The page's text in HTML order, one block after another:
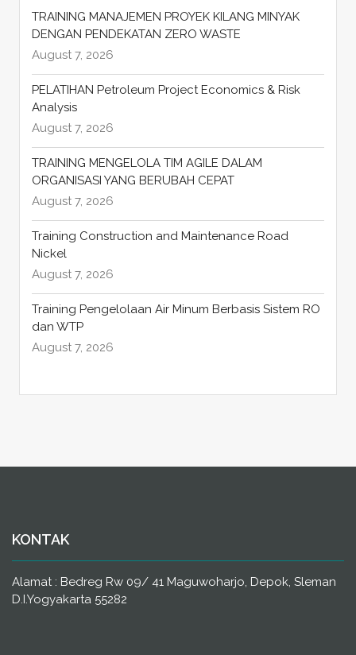
TRAINING MANAJEMEN PROYEK KILANG MINYAK
DENGAN PENDEKATAN ZERO WASTE
August 7, 2026
PELATIHAN Petroleum Project Economics & Risk
Analysis
August 7, 2026
TRAINING MENGELOLA TIM AGILE DALAM
ORGANISASI YANG BERUBAH CEPAT
August 7, 2026
Training Construction and Maintenance Road
Nickel
August 7, 2026
Training Pengelolaan Air Minum Berbasis Sistem RO
dan WTP
August 7, 2026
KONTAK
Alamat : Bedreg Rw 09/ 41 Maguwoharjo, Depok, Sleman
D.I.Yogyakarta 55282